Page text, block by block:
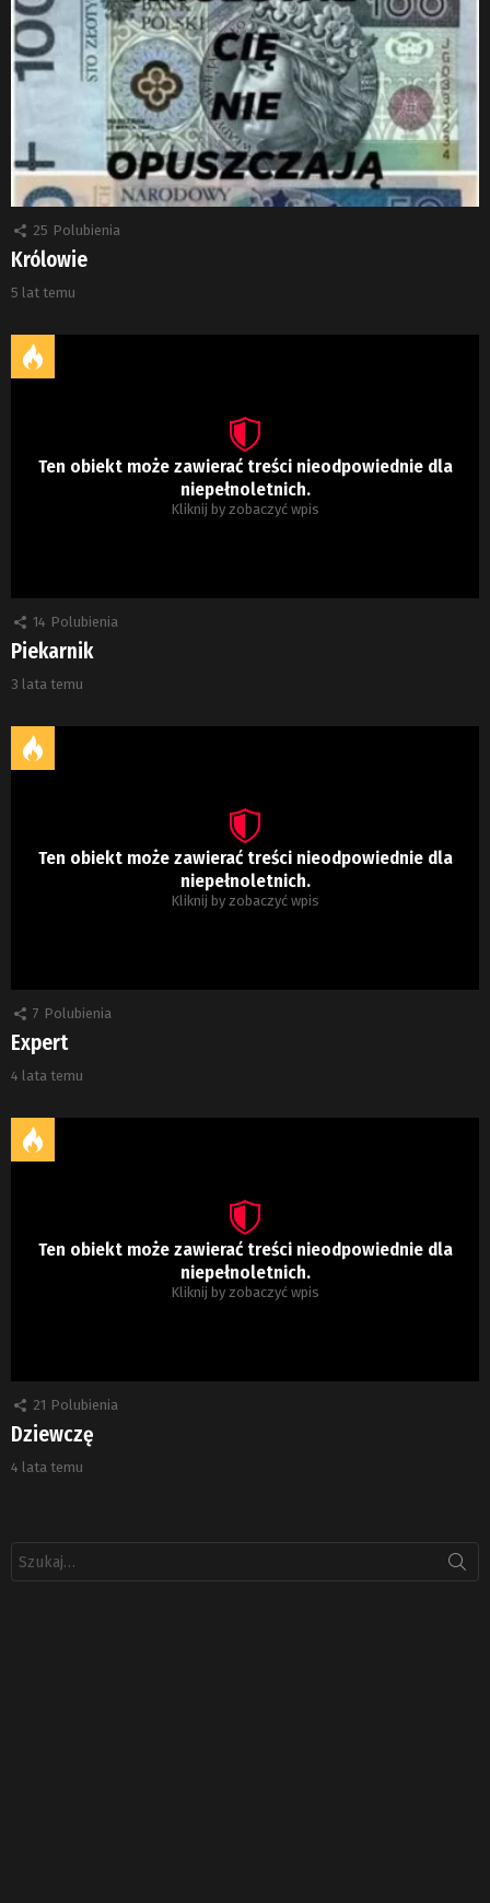
25 Polubienia
Królowie
5 lat temu
Ten obiekt może zawierać treści nieodpowiednie dla
niepełnoletnich.
Kliknij by zobaczyć wpis
14 Polubienia
Piekarnik
3 lata temu
Ten obiekt może zawierać treści nieodpowiednie dla
niepełnoletnich.
Kliknij by zobaczyć wpis
7 Polubienia
Expert
4 lata temu
Ten obiekt może zawierać treści nieodpowiednie dla
niepełnoletnich.
Kliknij by zobaczyć wpis
21 Polubienia
Dziewczę
4 lata temu